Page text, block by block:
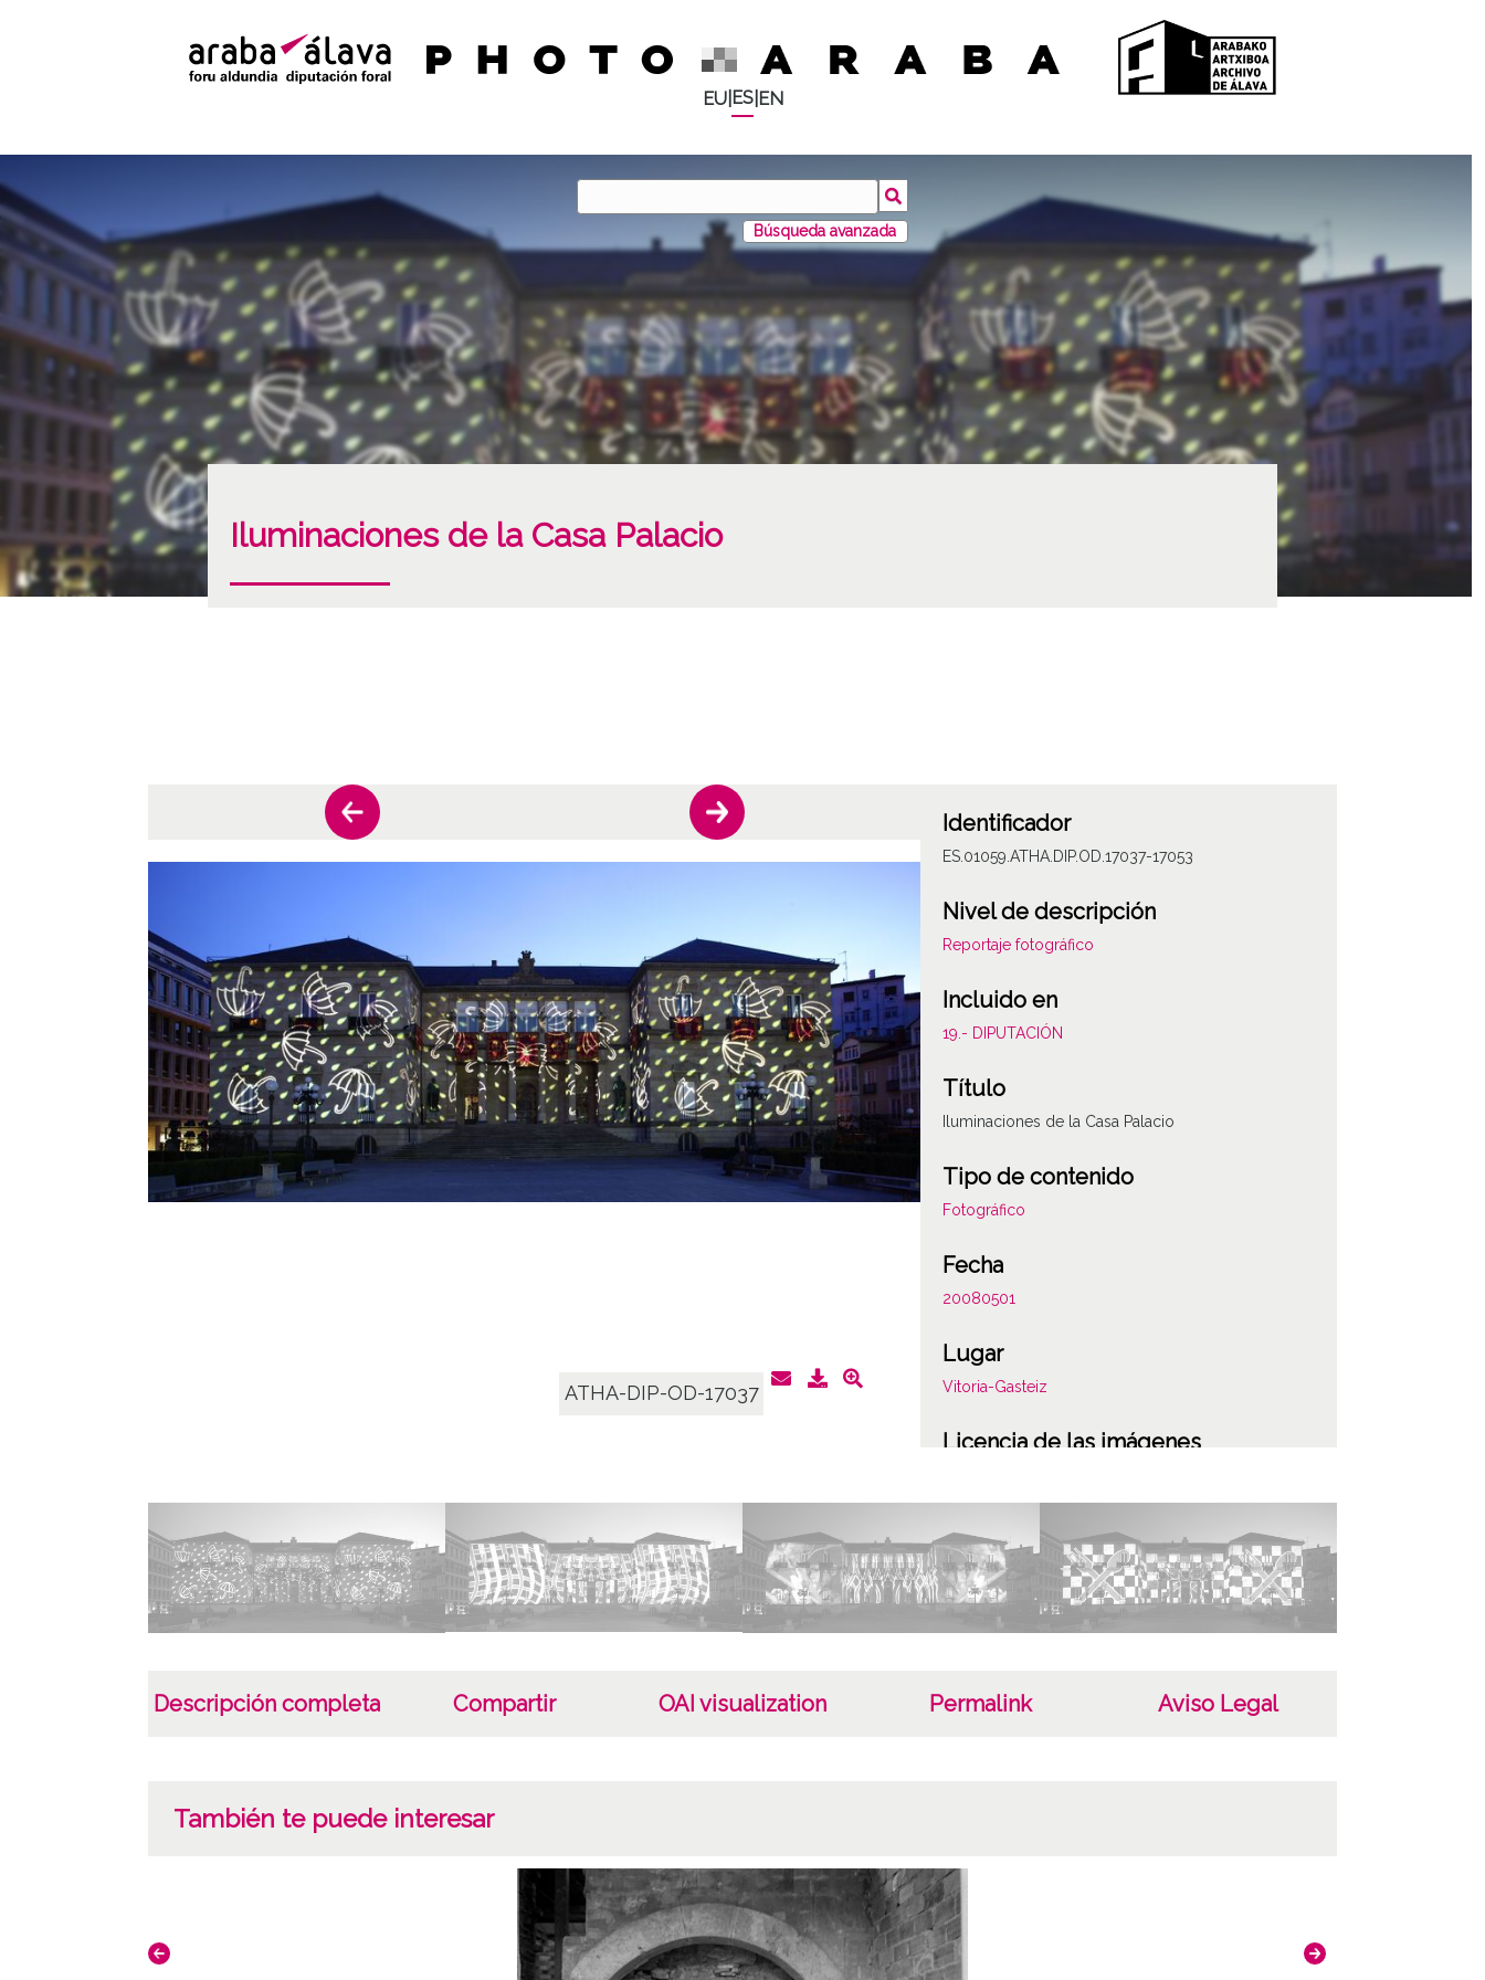
EU| ES| EN
Búsqueda avanzada
Iluminaciones de la Casa Palacio
ATHA-DIP-OD-17037
Identificador
ES.01059.ATHA.DIP.OD.17037-17053
Nivel de descripción
Reportaje fotográfico
Incluido en
19.- DIPUTACIÓN
Título
Iluminaciones de la Casa Palacio
Tipo de contenido
Fotográfico
Fecha
20080501
Lugar
Vitoria-Gasteiz
Licencia de las imágenes
Descripción completa Compartir OAI visualization Permalink Aviso Legal
También te puede interesar